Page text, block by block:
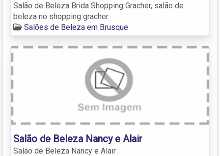
Salão de Beleza Brida Shopping Gracher, salão de
beleza no shopping gracher.
Salões de Beleza em Brusque
Salão de Beleza Nancy e Alair
Salão de Beleza Nancy e Alair